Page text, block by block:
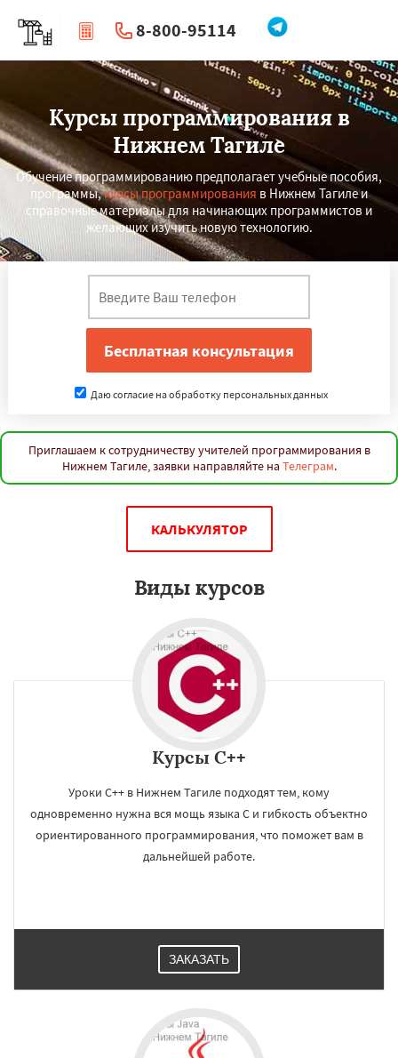
8-800-95114
| Перезвоните мне
Курсы программирования в
Нижнем Тагиле
Обучение программированию предполагает учебные пособия,
программы,курсы программирования в Нижнем Тагиле и
справочные материалы для начинающих программистов и
желающих изучить новую технологию.
Даю согласие на обработку персональных данных
Приглашаем к сотрудничеству учителей программирования в
Нижнем Тагиле, заявки направляйте на Телеграм.
КАЛЬКУЛЯТОР
Виды курсов
Курсы C++
Уроки C++ в Нижнем Тагиле подходят тем, кому
одновременно нужна вся мощь языка C и гибкость объектно
ориентированного программирования, что поможет вам в
дальнейшей работе.
ЗАКАЗАТЬ